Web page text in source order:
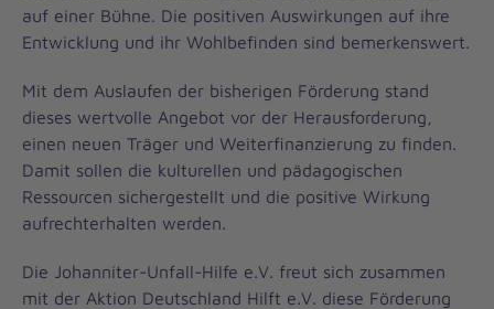
auf einer Bühne. Die positiven Auswirkungen auf ihre
Entwicklung und ihr Wohlbefinden sind bemerkenswert.
Mit dem Auslaufen der bisherigen Förderung stand
dieses wertvolle Angebot vor der Herausforderung,
einen neuen Träger und Weiterfinanzierung zu finden.
Damit sollen die kulturellen und pädagogischen
Ressourcen sichergestellt und die positive Wirkung
aufrechterhalten werden.
Die Johanniter-Unfall-Hilfe e.V. freut sich zusammen
mit der Aktion Deutschland Hilft e.V. diese Förderung